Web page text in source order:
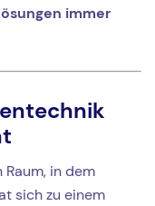
immer
in dem
sich zu einem